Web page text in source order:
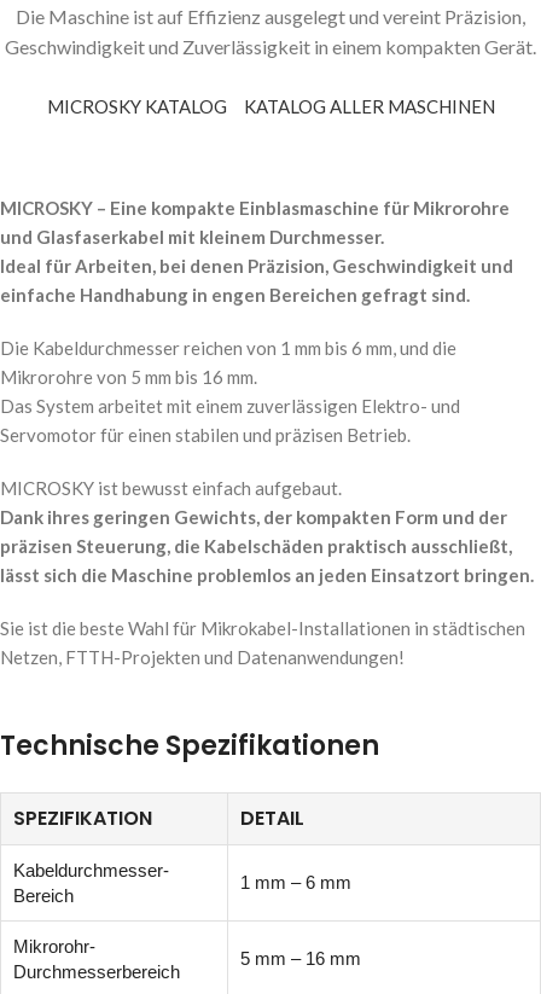
Die Maschine ist auf Effizienz ausgelegt und vereint Präzision,
Geschwindigkeit und Zuverlässigkeit in einem kompakten Gerät.
MICROSKY KATALOG KATALOG ALLER MASCHINEN
MICROSKY – Eine kompakte Einblasmaschine für Mikrorohre
und Glasfaserkabel mit kleinem Durchmesser.
Ideal für Arbeiten, bei denen Präzision, Geschwindigkeit und
einfache Handhabung in engen Bereichen gefragt sind.
Die Kabeldurchmesser reichen von 1 mm bis 6 mm, und die
Mikrorohre von 5 mm bis 16 mm.
Das System arbeitet mit einem zuverlässigen Elektro- und
Servomotor für einen stabilen und präzisen Betrieb.
MICROSKY ist bewusst einfach aufgebaut.
Dank ihres geringen Gewichts, der kompakten Form und der
präzisen Steuerung, die Kabelschäden praktisch ausschließt,
lässt sich die Maschine problemlos an jeden Einsatzort bringen.
Sie ist die beste Wahl für Mikrokabel-Installationen in städtischen
Netzen, FTTH-Projekten und Datenanwendungen!
Technische Spezifikationen
SPEZIFIKATION DETAIL
Kabeldurchmesser-
Bereich
1 mm – 6 mm
Mikrorohr-
Durchmesserbereich
5 mm – 16 mm